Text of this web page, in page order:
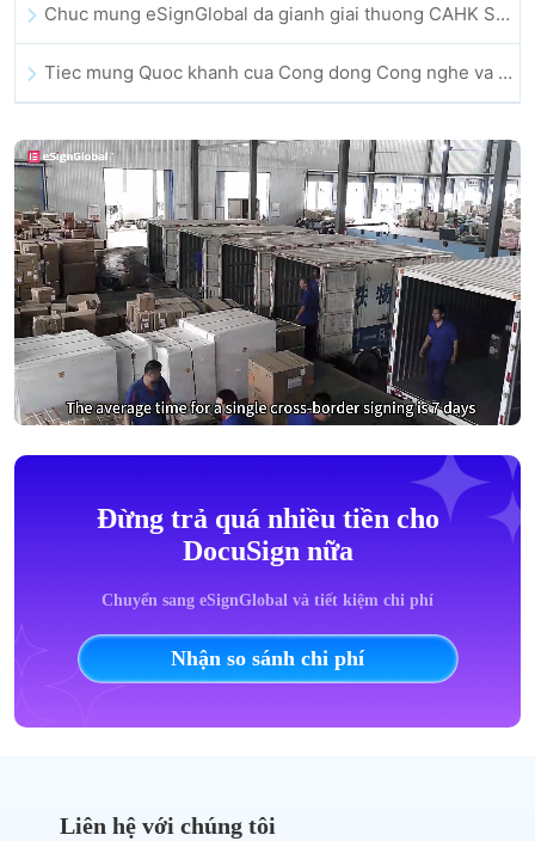
Chuc mung eSignGlobal da gianh giai thuong CAHK STAR Award 2025
Tiec mung Quoc khanh cua Cong dong Cong nghe va Doi moi sang tao Hong Kong
Đừng trả quá nhiều tiền cho
DocuSign nữa
Chuyển sang eSignGlobal và tiết kiệm chi phí
Nhận so sánh chi phí
Liên hệ với chúng tôi